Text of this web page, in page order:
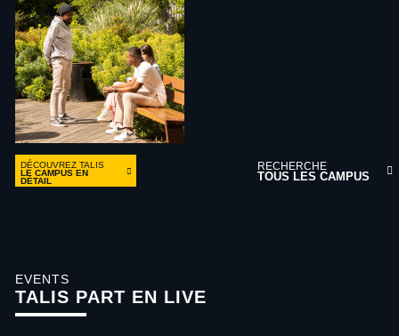
DÉCOUVREZ TALIS
LE CAMPUS EN
DÉTAIL
RECHERCHE
TOUS LES CAMPUS
EVENTS
TALIS PART EN LIVE